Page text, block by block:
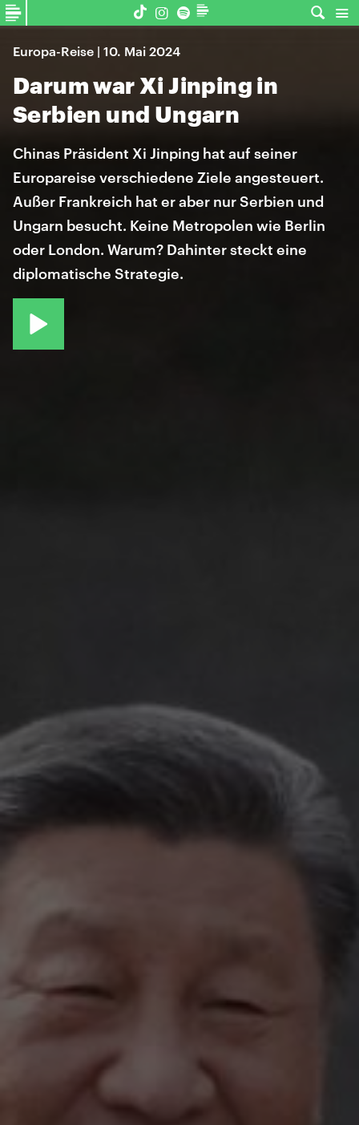
Europa-Reise | 10. Mai 2024
Darum war Xi Jinping in
Serbien und Ungarn
Chinas Präsident Xi Jinping hat auf seiner
Europareise verschiedene Ziele angesteuert.
Außer Frankreich hat er aber nur Serbien und
Ungarn besucht. Keine Metropolen wie Berlin
oder London. Warum? Dahinter steckt eine
diplomatische Strategie.